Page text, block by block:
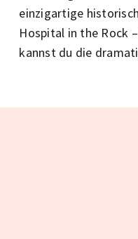
einzigartige
Hospital in the Rock
kannst du die
lernen.